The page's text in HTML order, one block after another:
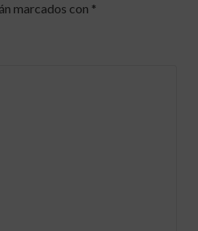
marcados con *